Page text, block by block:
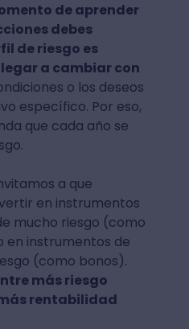
de aprender
debes
de riesgo es
a cambiar con
o los deseos
específico. Por eso,
que cada año se
a que
en instrumentos
mucho riesgo (como
en instrumentos de
(como bonos).
más riesgo
rentabilidad